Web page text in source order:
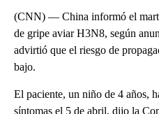
(CNN) — China informó el
de gripe aviar H3N8, según
advirtió que el riesgo de
bajo.
El paciente, un niño de 4 años,
síntomas el 5 de abril, dijo la